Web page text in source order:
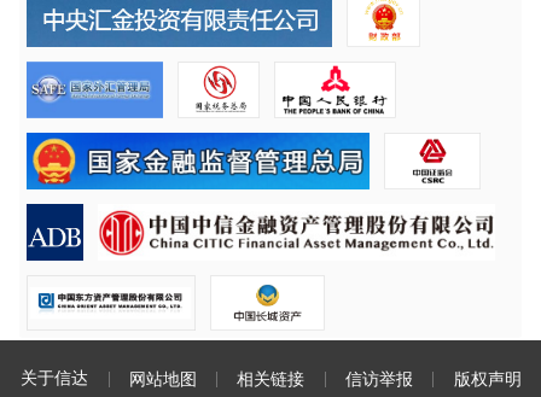
关于信达 网站地图 相关链接 信访举报 版权声明